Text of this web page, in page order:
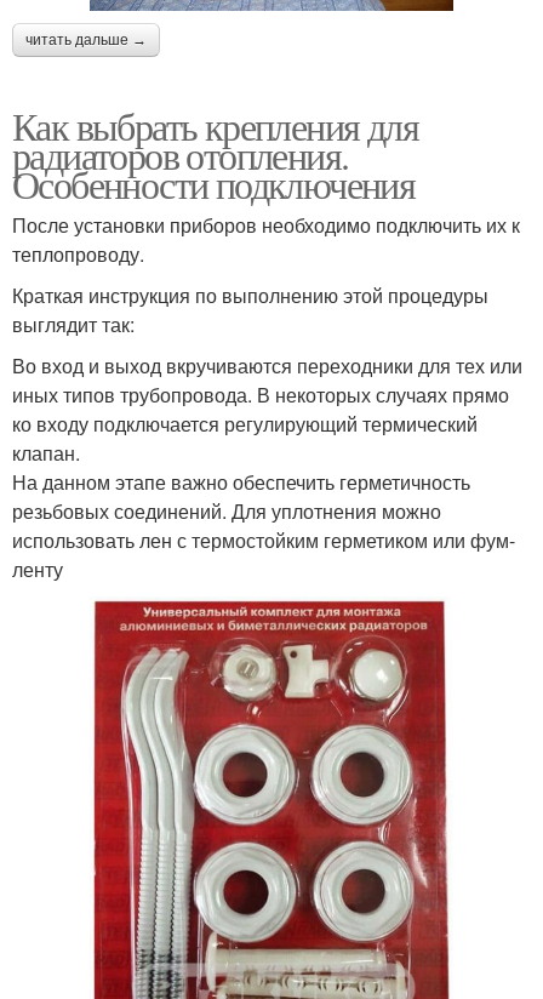
читать дальше →
Как выбрать крепления для
радиаторов отопления.
Особенности подключения
После установки приборов необходимо подключить их к
теплопроводу.
Краткая инструкция по выполнению этой процедуры
выглядит так:
Во вход и выход вкручиваются переходники для тех или
иных типов трубопровода. В некоторых случаях прямо
ко входу подключается регулирующий термический
клапан.
На данном этапе важно обеспечить герметичность
резьбовых соединений. Для уплотнения можно
использовать лен с термостойким герметиком или фум-
ленту